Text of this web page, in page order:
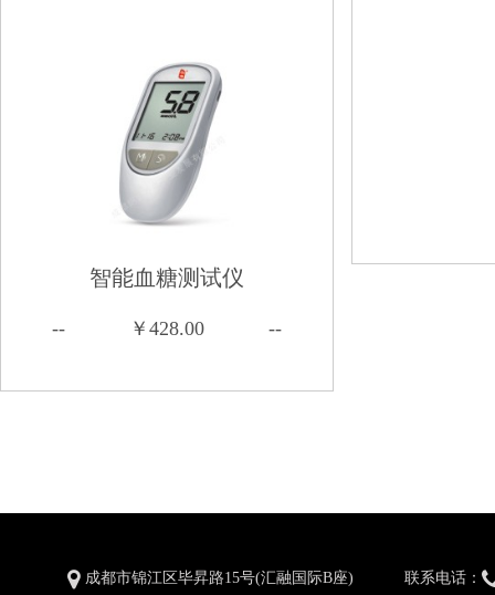
智能血糖测试仪
-- ￥428.00 --
成都市锦江区毕昇路15号(汇融国际B座) 联系电话：